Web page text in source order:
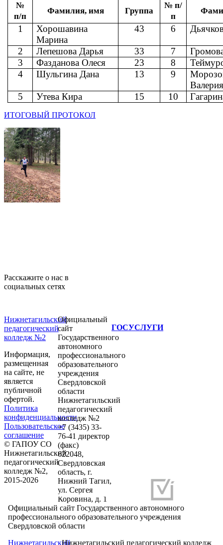
№
п/п
Фамилия, имя Группа
№ п/
п
1
Хорошавина
Марина
43 6
2 Лепешова Дарья 33 7
3
Фазданова Олеся 23 8
4
Шульгина Дана 13 9
5
Утева Кира 15 10
ИТОГОВЫЙ ПРОТОКОЛ
Расскажите о нас в
социальных сетях
Нижнетагильский
педагогический
колледж №2
Информация,
размещенная
на сайте, не
является
публичной
офертой.
Политика
конфиденциальности
Пользовательское
соглашение
© ГАПОУ СО
Нижнетагильский
педагогический
колледж №2,
2015-2026
Официальный
сайт
Государственного
автономного
профессионального
образовательного
учреждения
Свердловской
области
Нижнетагильский
педагогический
колледж №2
+7 (3435) 33-
76-41 директор
(факс)
622048,
Свердловская
область, г.
Нижний Тагил,
ул. Сергея
Коровина, д. 1
ГОСУСЛУГИ
Разработка и продвижение сайтов
Официальный сайт Государственного автономного
профессионального образовательного учреждения
Свердловской области
НижнетагильскийНижнетагильский педагогический колледж